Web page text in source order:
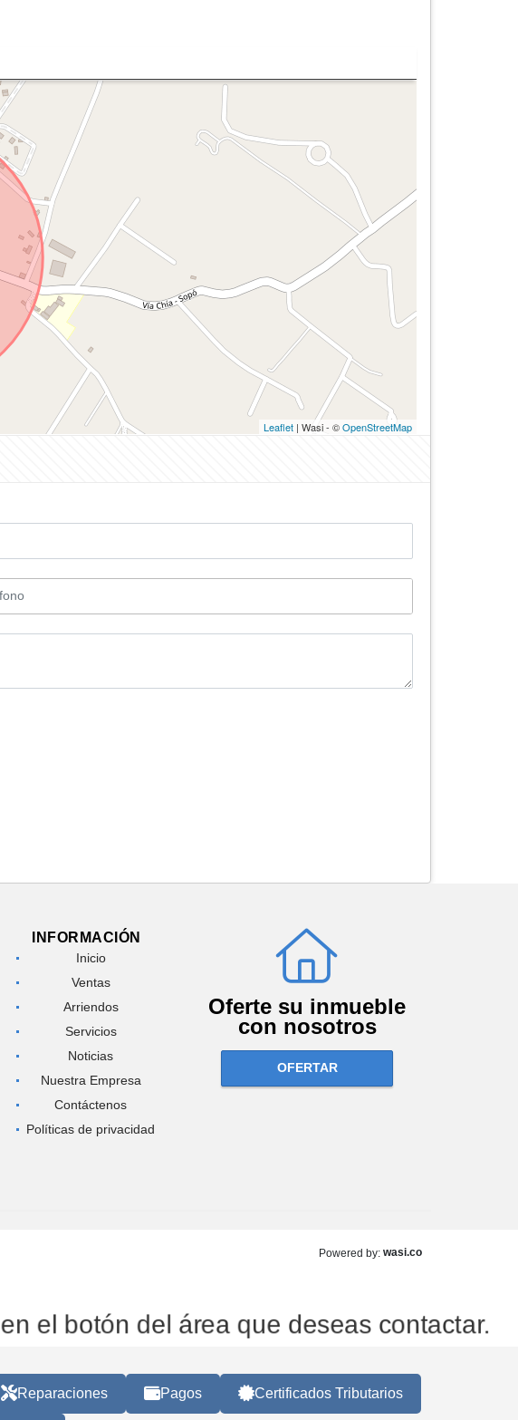
Leaflet | Wasi - ©OpenStreetMap
INFORMACIÓN
Inicio
Ventas
Arriendos
Servicios
Noticias
Nuestra Empresa
Contáctenos
Políticas de privacidad
Oferte su inmueble
con nosotros
OFERTAR
Powered by: wasi.co
el botón del área que deseas
Reparaciones Pagos Certificados Tributarios